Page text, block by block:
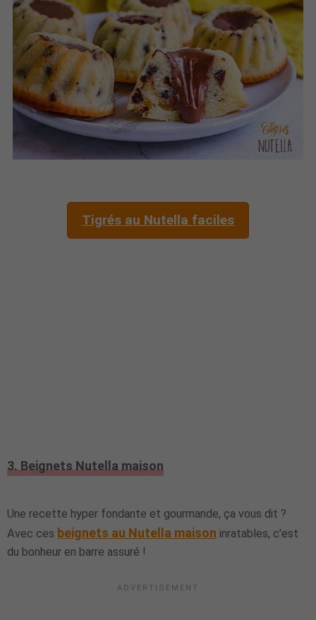
Tigrés au Nutella faciles
3. Beignets Nutella maison
Une recette hyper fondante et gourmande, ça vous dit ?
Avec ces beignets au Nutella maison inratables, c'est
du bonheur en barre assuré !